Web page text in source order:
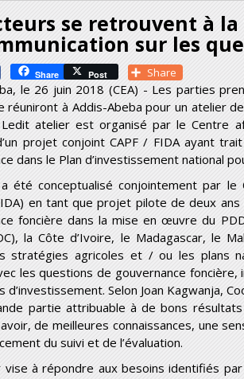
se retrouvent à
sur les
Share Post Share
le 26 juin 2018 (CEA) - Les parties
réuniront à Addis-Abeba pour un atelier
atelier est organisé par le Centre
projet conjoint CAPF / FIDA ayant
dans le Plan d’investissement national
été conceptualisé conjointement par le
en tant que projet pilote de deux
foncière dans la mise en œuvre du
la Côte d’Ivoire, le Madagascar, le
stratégies agricoles et / ou les plans
les questions de gouvernance
d’investissement. Selon Joan Kagwanja,
partie attribuable à de bons
de meilleures connaissances, une
du suivi et de l’évaluation.
vise à répondre aux besoins identifiés